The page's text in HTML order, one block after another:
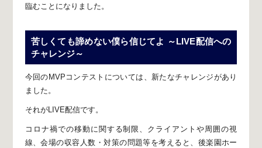
臨むことになりました。
苦しくても諦めない僕ら信じてよ ～LIVE配信への
チャレンジ～
今回のMVPコンテストについては、 新たなチャレンジがあり
ました。
それがLIVE配信です。
コロナ禍での移動に関する制限、クライアントや周囲の視
線、会場の収容人数・対策の問題等を考えると、 後楽園ホー